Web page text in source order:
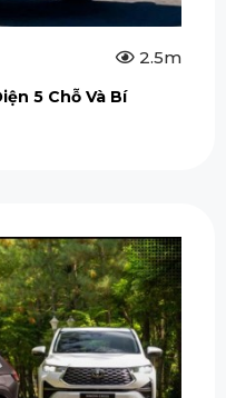
2.5m
5 Chỗ Và Bí